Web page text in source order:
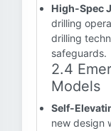
High-Spec
drilling
drilling
safeguards.
2.4
Models
Self-
new design